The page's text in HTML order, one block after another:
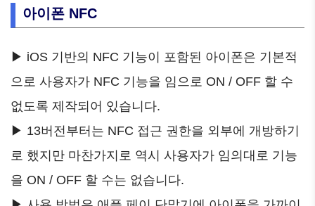
아이폰 NFC
▶ iOS 기반의 NFC 기능이 포함된 아이폰은 기본적
으로 사용자가 NFC 기능을 임으로 ON / OFF 할 수
없도록 제작되어 있습니다.
▶ 13버전부터는 NFC 접근 권한을 외부에 개방하기
로 했지만 마찬가지로 역시 사용자가 임의대로 기능
을 ON / OFF 할 수는 없습니다.